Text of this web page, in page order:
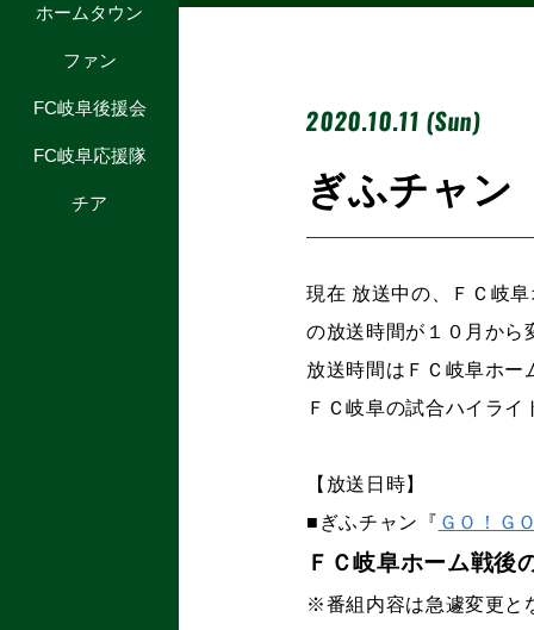
ホームタウン
ファン
FC岐阜後援会
FC岐阜応援隊
チア
2020.10.11 (Sun)
ぎふチャン
現在 放送中の、ＦＣ岐
の放送時間が１０月から
放送時間はＦＣ岐阜ホー
ＦＣ岐阜の試合ハイラ
【放送日時】
■ぎふチャン『 ＧＯ！Ｇ
ＦＣ岐阜ホーム戦後
※番組内容は急遽変更と